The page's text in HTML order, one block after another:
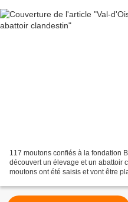
117 moutons confiés à la fondation
découvert un élevage et un abattoir
moutons ont été saisis et vont être